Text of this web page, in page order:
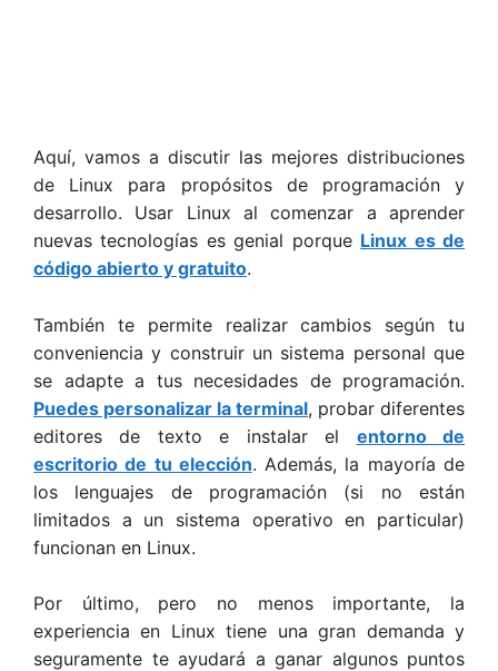
Aquí, vamos a discutir las mejores distribuciones
de Linux para propósitos de programación y
desarrollo. Usar Linux al comenzar a aprender
nuevas tecnologías es genial porque Linux es de
código abierto y gratuito.
También te permite realizar cambios según tu
conveniencia y construir un sistema personal que
se adapte a tus necesidades de programación.
Puedes personalizar la terminal, probar diferentes
editores de texto e instalar el entorno de
escritorio de tu elección. Además, la mayoría de
los lenguajes de programación (si no están
limitados a un sistema operativo en particular)
funcionan en Linux.
Por último, pero no menos importante, la
experiencia en Linux tiene una gran demanda y
seguramente te ayudará a ganar algunos puntos